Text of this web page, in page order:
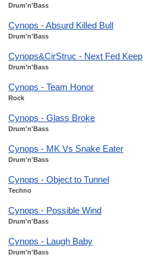
Drum'n'Bass
Cynops - Absurd Killed Bull
Drum'n'Bass
Cynops&CirStruc - Next Fed Keep
Drum'n'Bass
Cynops - Team Honor
Rock
Cynops - Glass Broke
Drum'n'Bass
Cynops - MK Vs Snake Eater
Drum'n'Bass
Cynops - Object to Tunnel
Techno
Cynops - Possible Wind
Drum'n'Bass
Cynops - Laugh Baby
Drum'n'Bass